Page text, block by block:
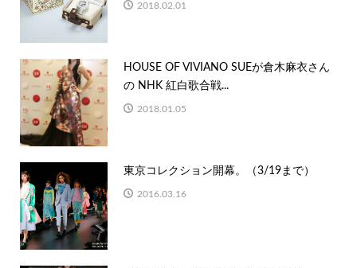
2018.02.01
HOUSE OF VIVIANO SUEが倉木麻衣さん
の NHK 紅白歌合戦...
2018.01.05
東京コレクション開幕。（3/19まで）
2016.03.16